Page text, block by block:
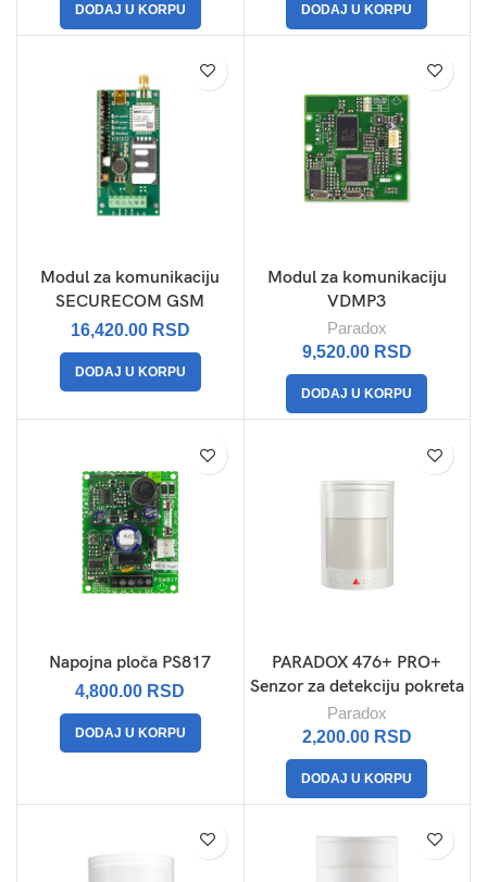
DODAJ U KORPU DODAJ U KORPU
Modul za komunikaciju
SECURECOM GSM
16,420.00 RSD
DODAJ U KORPU
Modul za komunikaciju
VDMP3
Paradox
9,520.00 RSD
DODAJ U KORPU
Napojna ploča PS817
4,800.00 RSD
DODAJ U KORPU
PARADOX 476+ PRO+
Senzor za detekciju pokreta
Paradox
2,200.00 RSD
DODAJ U KORPU